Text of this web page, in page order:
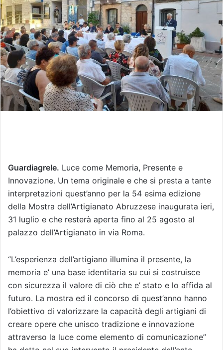
a
i
l
Guardiagrele. Luce come Memoria, Presente e
Innovazione. Un tema originale e che si presta a tante
interpretazioni quest’anno per la 54 esima edizione
della Mostra dell’Artigianato Abruzzese inaugurata ieri,
31 luglio e che resterà aperta fino al 25 agosto al
palazzo dell’Artigianato in via Roma.
“L’esperienza dell’artigiano illumina il presente, la
memoria e’ una base identitaria su cui si costruisce
con sicurezza il valore di ciò che e’ stato e lo affida al
futuro. La mostra ed il concorso di quest’anno hanno
l’obiettivo di valorizzare la capacità degli artigiani di
creare opere che unisco tradizione e innovazione
attraverso la luce come elemento di comunicazione”